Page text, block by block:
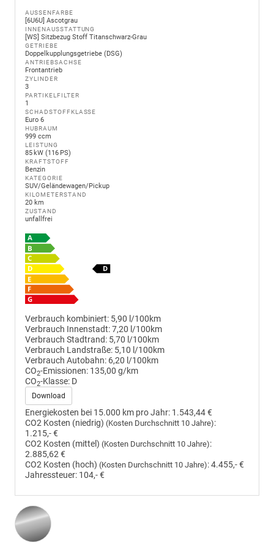
AUSSENFARBE
[6U6U] Ascotgrau
INNENAUSSTATTUNG
[WS] Sitzbezug Stoff Titanschwarz-Grau
GETRIEBE
Doppelkupplungsgetriebe (DSG)
ANTRIEBSACHSE
Frontantrieb
ZYLINDER
3
PARTIKELFILTER
1
SCHADSTOFFKLASSE
Euro 6
HUBRAUM
999 ccm
LEISTUNG
85 kW (116 PS)
KRAFTSTOFF
Benzin
KATEGORIE
SUV/Geländewagen/Pickup
KILOMETERSTAND
20 km
ZUSTAND
unfallfrei
Verbrauch kombiniert: 5,90 l/100km
Verbrauch Innenstadt:7,20 l/100km
Verbrauch Stadtrand: 5,70 l/100km
Verbrauch Landstraße: 5,10 l/100km
Verbrauch Autobahn: 6,20 l/100km
CO2-Emissionen: 135,00 g/km
CO2-Klasse: D
Download
Energiekosten bei 15.000 km pro Jahr: 1.543,44 €
CO2 Kosten (niedrig) (Kosten Durchschnitt 10 Jahre):
1.215,- €
CO2 Kosten (mittel) (Kosten Durchschnitt 10 Jahre):
2.885,62 €
CO2 Kosten (hoch) (Kosten Durchschnitt 10 Jahre):4.455,- €
Jahressteuer: 104,- €